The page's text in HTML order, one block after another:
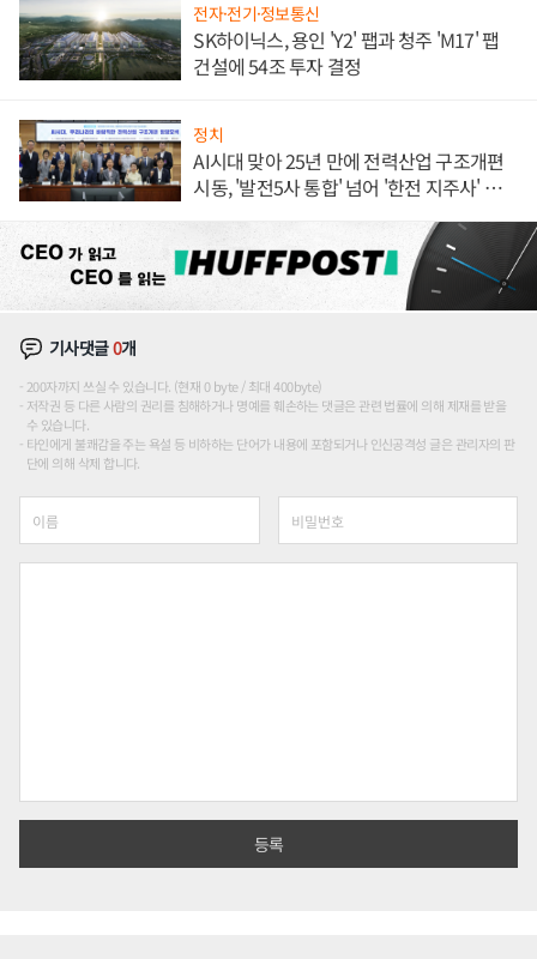
전자·전기·정보통신
SK하이닉스, 용인 'Y2' 팹과 청주 'M17' 팹
건설에 54조 투자 결정
정치
AI시대 맞아 25년 만에 전력산업 구조개편
시동, '발전5사 통합' 넘어 '한전 지주사' 재편
기사댓글0개
200자까지 쓰실 수 있습니다. (현재 0 byte / 최대 400byte)
저작권 등 다른 사람의 권리를 침해하거나 명예를 훼손하는 댓글은 관련 법률에 의해 제재를 받을
수 있습니다.
타인에게 불쾌감을 주는 욕설 등 비하하는 단어가 내용에 포함되거나 인신공격성 글은 관리자의 판
단에 의해 삭제 합니다.